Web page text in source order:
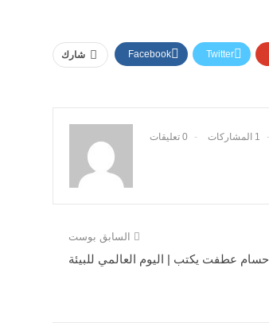
شارك Facebook Twitter
1 المشاركات 0 تعليقات
السابق بوست
حسام عطفت يكتب | اليوم العالمي للبيئة